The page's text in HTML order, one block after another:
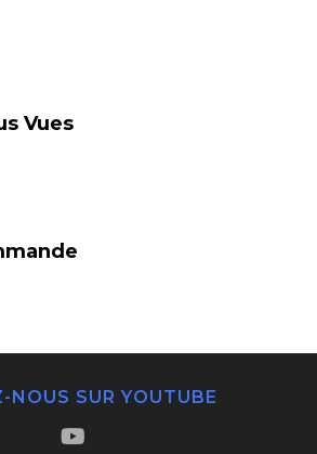
Vues
NOUS SUR YOUTUBE